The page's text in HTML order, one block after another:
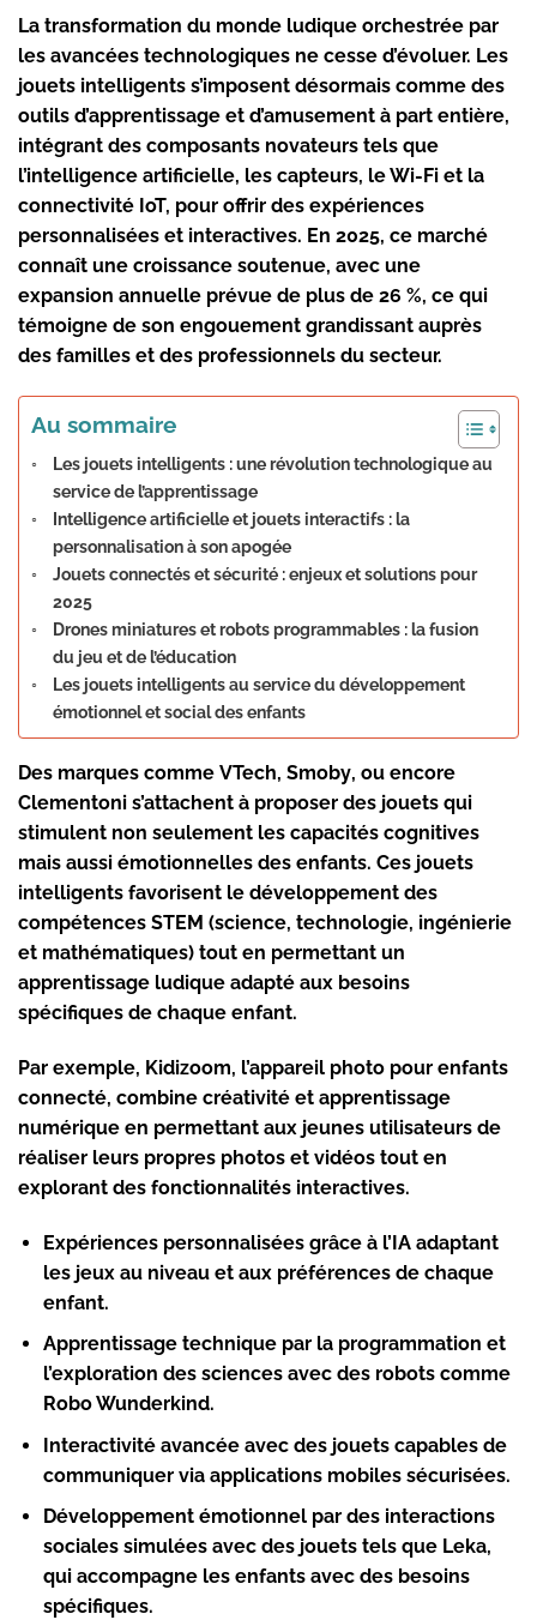
La transformation du monde ludique orchestrée par
les avancées technologiques ne cesse d’évoluer. Les
jouets intelligents s’imposent désormais comme des
outils d’apprentissage et d’amusement à part entière,
intégrant des composants novateurs tels que
l’intelligence artificielle, les capteurs, le Wi-Fi et la
connectivité IoT, pour offrir des expériences
personnalisées et interactives. En 2025, ce marché
connaît une croissance soutenue, avec une
expansion annuelle prévue de plus de 26 %, ce qui
témoigne de son engouement grandissant auprès
des familles et des professionnels du secteur.
Au sommaire
Les jouets intelligents : une révolution technologique au
service de l’apprentissage
Intelligence artificielle et jouets interactifs : la
personnalisation à son apogée
Jouets connectés et sécurité : enjeux et solutions pour
2025
Drones miniatures et robots programmables : la fusion
du jeu et de l’éducation
Les jouets intelligents au service du développement
émotionnel et social des enfants
Des marques comme VTech, Smoby, ou encore
Clementoni s’attachent à proposer des jouets qui
stimulent non seulement les capacités cognitives
mais aussi émotionnelles des enfants. Ces jouets
intelligents favorisent le développement des
compétences STEM (science, technologie, ingénierie
et mathématiques) tout en permettant un
apprentissage ludique adapté aux besoins
spécifiques de chaque enfant.
Par exemple, Kidizoom, l’appareil photo pour enfants
connecté, combine créativité et apprentissage
numérique en permettant aux jeunes utilisateurs de
réaliser leurs propres photos et vidéos tout en
explorant des fonctionnalités interactives.
Expériences personnaliséesgrâce à l’IA adaptant
les jeux au niveau et aux préférences de chaque
enfant.
Apprentissage techniquepar la programmation et
l’exploration des sciences avec des robots comme
Robo Wunderkind.
Interactivité avancéeavec des jouets capables de
communiquer via applications mobiles sécurisées.
Développement émotionnelpar des interactions
sociales simulées avec des jouets tels que Leka,
qui accompagne les enfants avec des besoins
spécifiques.